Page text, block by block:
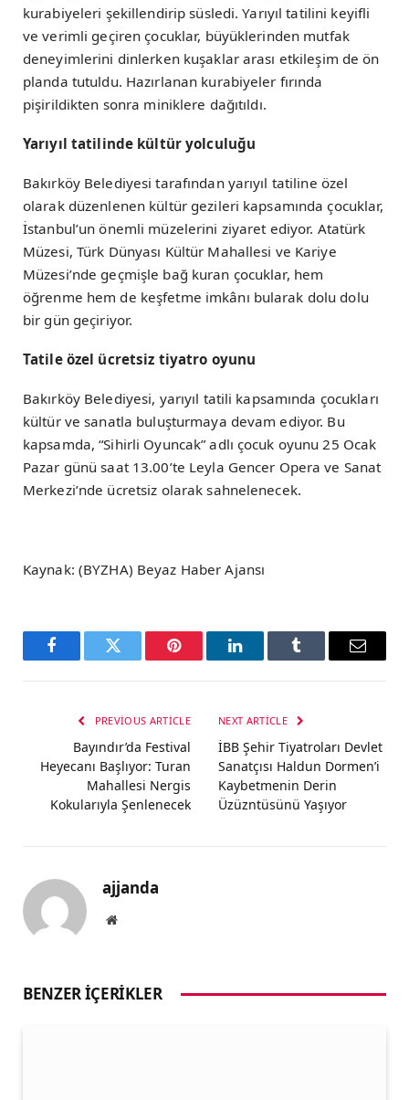
kurabiyeleri şekillendirip süsledi. Yarıyıl tatilini keyifli
ve verimli geçiren çocuklar, büyüklerinden mutfak
deneyimlerini dinlerken kuşaklar arası etkileşim de ön
planda tutuldu. Hazırlanan kurabiyeler fırında
pişirildikten sonra miniklere dağıtıldı.
Yarıyıl tatilinde kültür yolculuğu
Bakırköy Belediyesi tarafından yarıyıl tatiline özel
olarak düzenlenen kültür gezileri kapsamında çocuklar,
İstanbul’un önemli müzelerini ziyaret ediyor. Atatürk
Müzesi, Türk Dünyası Kültür Mahallesi ve Kariye
Müzesi’nde geçmişle bağ kuran çocuklar, hem
öğrenme hem de keşfetme imkânı bularak dolu dolu
bir gün geçiriyor.
Tatile özel ücretsiz tiyatro oyunu
Bakırköy Belediyesi, yarıyıl tatili kapsamında çocukları
kültür ve sanatla buluşturmaya devam ediyor. Bu
kapsamda, “Sihirli Oyuncak” adlı çocuk oyunu 25 Ocak
Pazar günü saat 13.00’te Leyla Gencer Opera ve Sanat
Merkezi’nde ücretsiz olarak sahnelenecek.
Kaynak: (BYZHA) Beyaz Haber Ajansı
FacebookTwitter Pinterest LinkedInTumblr Email
PREVIOUS ARTICLE
Bayındır’da Festival
Heyecanı Başlıyor: Turan
Mahallesi Nergis
Kokularıyla Şenlenecek
NEXT ARTICLE
İBB Şehir Tiyatroları Devlet
Sanatçısı Haldun Dormen’i
Kaybetmenin Derin
Üzüzntüsünü Yaşıyor
ajjanda
Website
BENZER İÇERIKLER